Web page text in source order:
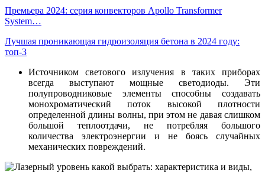
Премьера 2024: серия конвекторов Apollo Transformer
System…
Лучшая проникающая гидроизоляция бетона в 2024 году:
топ-3
Источником светового излучения в таких приборах
всегда выступают мощные светодиоды. Эти
полупроводниковые элементы способны создавать
монохроматический поток высокой плотности
определенной длины волны, при этом не давая слишком
большой теплоотдачи, не потребляя большого
количества электроэнергии и не боясь случайных
механических повреждений.